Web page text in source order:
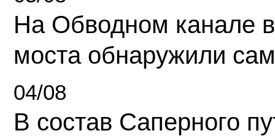
На Обводном канале
моста обнаружили
04/08
В состав Саперного